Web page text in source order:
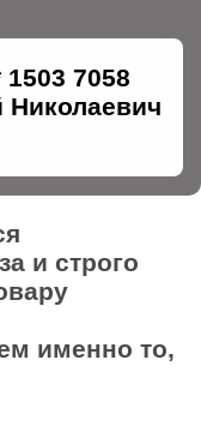
7058
и строго
именно то,